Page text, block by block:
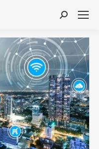
Search: